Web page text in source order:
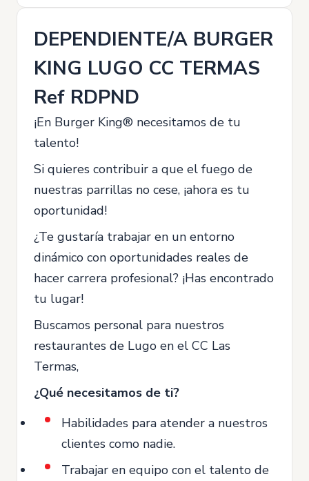
DEPENDIENTE/A BURGER
KING LUGO CC TERMAS
Ref RDPND
¡En Burger King® necesitamos de tu
talento!
Si quieres contribuir a que el fuego de
nuestras parrillas no cese, ¡ahora es tu
oportunidad!
¿Te gustaría trabajar en un entorno
dinámico con oportunidades reales de
hacer carrera profesional? ¡Has encontrado
tu lugar!
Buscamos personal para nuestros
restaurantes de Lugo en el CC Las
Termas,
¿Qué necesitamos de ti?
Habilidades para atender a nuestros
clientes como nadie.
Trabajar en equipo con el talento de